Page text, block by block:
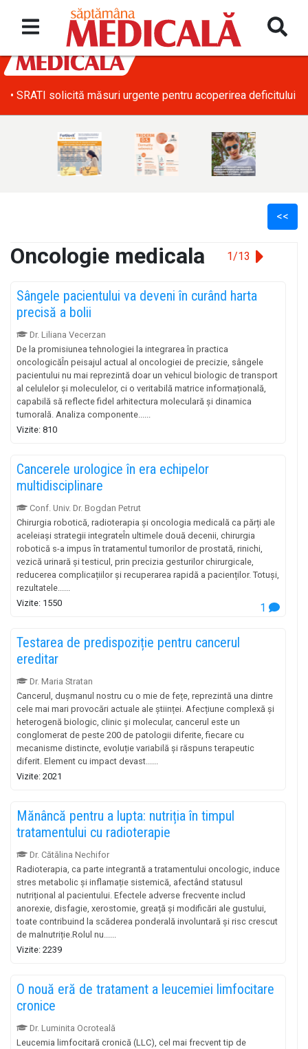
• SRATI solicită măsuri urgente pentru acoperirea deficitului
<<
Oncologie medicala 1/13
Sângele pacientului va deveni în curând harta
precisă a bolii
Dr. Liliana Vecerzan
De la promisiunea tehnologiei la integrarea în practica
oncologicăÎn peisajul actual al oncologiei de precizie, sângele
pacientului nu mai reprezintă doar un vehicul biologic de transport
al celulelor și moleculelor, ci o veritabilă matrice informațională,
capabilă să reflecte fidel arhitectura moleculară și dinamica
tumorală. Analiza componente......
Vizite: 810
Cancerele urologice în era echipelor
multidisciplinare
Conf. Univ. Dr. Bogdan Petrut
Chirurgia robotică, radioterapia și oncologia medicală ca părți ale
aceleiași strategii integrateÎn ultimele două decenii, chirurgia
robotică s-a impus în tratamentul tumorilor de prostată, rinichi,
vezică urinară și testicul, prin precizia gesturilor chirurgicale,
reducerea complicațiilor și recuperarea rapidă a pacienților. Totuși,
rezultatele......
1
Vizite: 1550
Testarea de predispoziție pentru cancerul
ereditar
Dr. Maria Stratan
Cancerul, dușmanul nostru cu o mie de fețe, reprezintă una dintre
cele mai mari provocări actuale ale științei. Afecțiune complexă și
heterogenă biologic, clinic și molecular, cancerul este un
conglomerat de peste 200 de patologii diferite, fiecare cu
mecanisme distincte, evoluție variabilă și răspuns terapeutic
diferit. Element cu impact devast......
Vizite: 2021
Mănâncă pentru a lupta: nutriția în timpul
tratamentului cu radioterapie
Dr. Cătălina Nechifor
Radioterapia, ca parte integrantă a tratamentului oncologic, induce
stres metabolic și inflamație sistemică, afectând statusul
nutrițional al pacientului. Efectele adverse frecvente includ
anorexie, disfagie, xerostomie, greață și modificări ale gustului,
toate contribuind la scăderea ponderală involuntară și risc crescut
de malnutriție.Rolul nu......
Vizite: 2239
O nouă eră de tratament a leucemiei limfocitare
cronice
Dr. Luminita Ocroteală
Leucemia limfocitară cronică (LLC), cel mai frecvent tip de